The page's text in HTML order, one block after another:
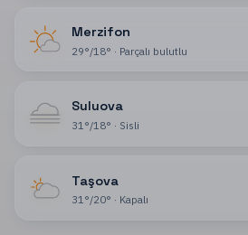
Merzifon
29°/18° · Parçalı bulutlu
Suluova
31 °/18° · Sisli
Taşova
31°/20° · Kapalı